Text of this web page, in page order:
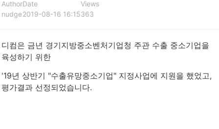
Author
nudge
Date
2019-08-16 16:15
Views
363
디컴은 금년 경기지방중소벤처기업청 주관 수출 중소기업을
육성하기 위한
'19년 상반기 "수출유망중소기업" 지정사업에 지원을 했었고,
평가결과 선정되었습니다.